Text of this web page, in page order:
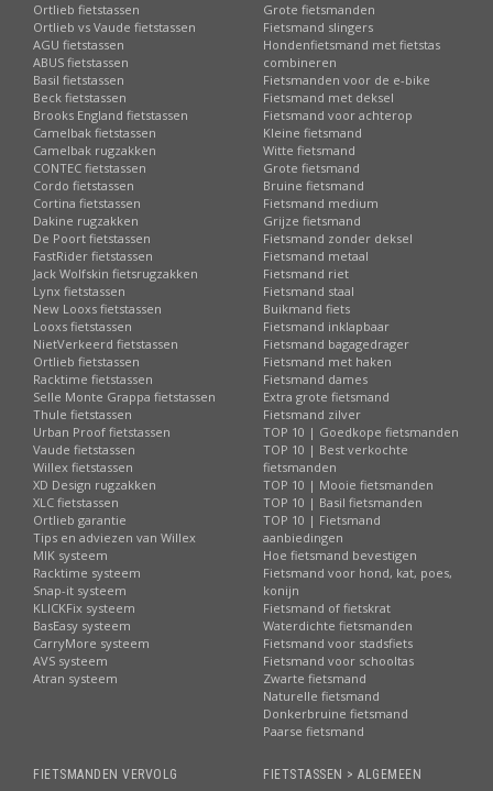
Ortlieb fietstassen
Ortlieb vs Vaude fietstassen
AGU fietstassen
ABUS fietstassen
Basil fietstassen
Beck fietstassen
Brooks England fietstassen
Camelbak fietstassen
Camelbak rugzakken
CONTEC fietstassen
Cordo fietstassen
Cortina fietstassen
Dakine rugzakken
De Poort fietstassen
FastRider fietstassen
Jack Wolfskin fietsrugzakken
Lynx fietstassen
New Looxs fietstassen
Looxs fietstassen
NietVerkeerd fietstassen
Ortlieb fietstassen
Racktime fietstassen
Selle Monte Grappa fietstassen
Thule fietstassen
Urban Proof fietstassen
Vaude fietstassen
Willex fietstassen
XD Design rugzakken
XLC fietstassen
Ortlieb garantie
Tips en adviezen van Willex
MIK systeem
Racktime systeem
Snap-it systeem
KLICKFix systeem
BasEasy systeem
CarryMore systeem
AVS systeem
Atran systeem
Grote fietsmanden
Fietsmand slingers
Hondenfietsmand met fietstas
combineren
Fietsmanden voor de e-bike
Fietsmand met deksel
Fietsmand voor achterop
Kleine fietsmand
Witte fietsmand
Grote fietsmand
Bruine fietsmand
Fietsmand medium
Grijze fietsmand
Fietsmand zonder deksel
Fietsmand metaal
Fietsmand riet
Fietsmand staal
Buikmand fiets
Fietsmand inklapbaar
Fietsmand bagagedrager
Fietsmand met haken
Fietsmand dames
Extra grote fietsmand
Fietsmand zilver
TOP 10 | Goedkope fietsmanden
TOP 10 | Best verkochte
fietsmanden
TOP 10 | Mooie fietsmanden
TOP 10 | Basil fietsmanden
TOP 10 | Fietsmand
aanbiedingen
Hoe fietsmand bevestigen
Fietsmand voor hond, kat, poes,
konijn
Fietsmand of fietskrat
Waterdichte fietsmanden
Fietsmand voor stadsfiets
Fietsmand voor schooltas
Zwarte fietsmand
Naturelle fietsmand
Donkerbruine fietsmand
Paarse fietsmand
FIETSMANDEN VERVOLG FIETSTASSEN > ALGEMEEN